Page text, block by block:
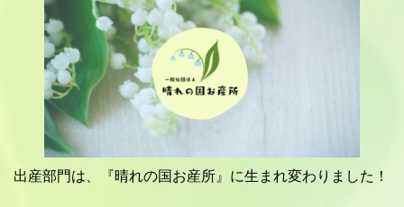
出産部門は、『晴れの国お産所』に生まれ変わりました！